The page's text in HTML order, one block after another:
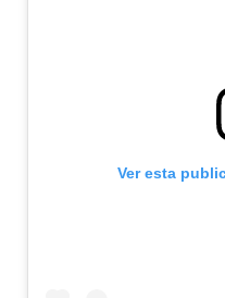
Ver esta